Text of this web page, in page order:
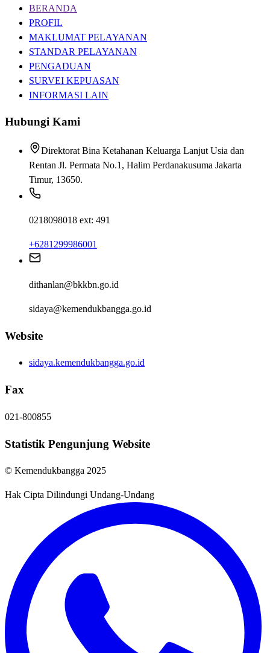
BERANDA
PROFIL
MAKLUMAT PELAYANAN
STANDAR PELAYANAN
PENGADUAN
SURVEI KEPUASAN
INFORMASI LAIN
Hubungi Kami
Direktorat Bina Ketahanan Keluarga Lanjut Usia dan
Rentan Jl. Permata No.1, Halim Perdanakusuma Jakarta
Timur, 13650.
0218098018 ext: 491
+6281299986001
dithanlan@bkkbn.go.id
sidaya@kemendukbangga.go.id
Website
sidaya.kemendukbangga.go.id
Fax
021-800855
Statistik Pengunjung Website
© Kemendukbangga 2025
Hak Cipta Dilindungi Undang-Undang